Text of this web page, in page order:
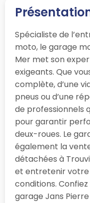
Spécialiste de
moto, le garage
Mer met son
exigeants. Que
complète, d’une
pneus ou d’une
de professionnels
pour garantir
deux-roues. Le
également la
détachées à
et entretenir votre
conditions.
garage Jans